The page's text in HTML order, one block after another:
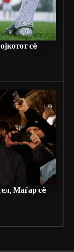
сè
Маѓар сè